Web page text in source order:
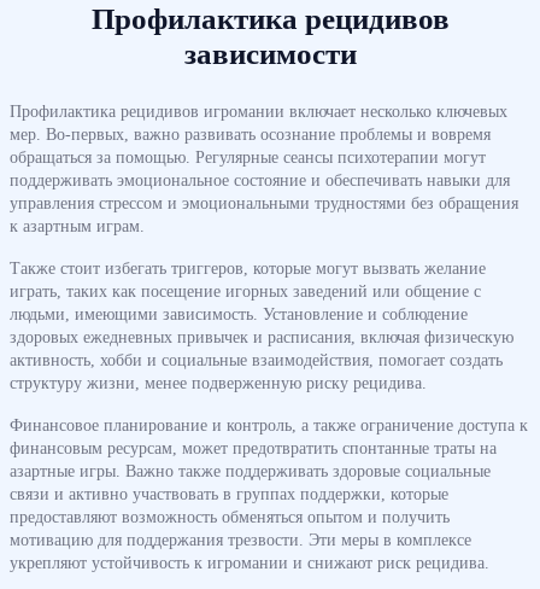
Профилактика рецидивов
зависимости
Профилактика рецидивов игромании включает несколько ключевых
мер. Во-первых, важно развивать осознание проблемы и вовремя
обращаться за помощью. Регулярные сеансы психотерапии могут
поддерживать эмоциональное состояние и обеспечивать навыки для
управления стрессом и эмоциональными трудностями без обращения
к азартным играм.
Также стоит избегать триггеров, которые могут вызвать желание
играть, таких как посещение игорных заведений или общение с
людьми, имеющими зависимость. Установление и соблюдение
здоровых ежедневных привычек и расписания, включая физическую
активность, хобби и социальные взаимодействия, помогает создать
структуру жизни, менее подверженную риску рецидива.
Финансовое планирование и контроль, а также ограничение доступа к
финансовым ресурсам, может предотвратить спонтанные траты на
азартные игры. Важно также поддерживать здоровые социальные
связи и активно участвовать в группах поддержки, которые
предоставляют возможность обменяться опытом и получить
мотивацию для поддержания трезвости. Эти меры в комплексе
укрепляют устойчивость к игромании и снижают риск рецидива.